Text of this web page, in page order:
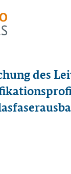
des